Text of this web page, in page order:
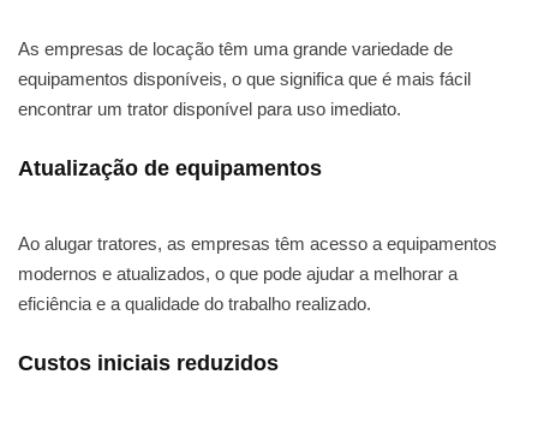
As empresas de locação têm uma grande variedade de
equipamentos disponíveis, o que significa que é mais fácil
encontrar um trator disponível para uso imediato.
Atualização de equipamentos
Ao alugar tratores, as empresas têm acesso a equipamentos
modernos e atualizados, o que pode ajudar a melhorar a
eficiência e a qualidade do trabalho realizado.
Custos iniciais reduzidos